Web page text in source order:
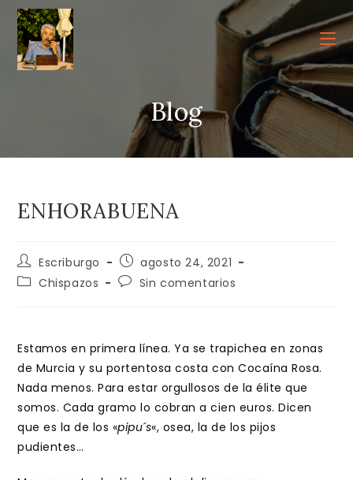
contenido
Blog
ENHORABUENA
Autor
de
la
Escriburgo
Publicación
de
la
agosto 24, 2021
Categoría
Chispazos
Comentarios
Sin comentarios
Estamos en primera línea. Ya se trapichea en zonas
de Murcia y su portentosa costa con Cocaína Rosa.
Nada menos. Para estar orgullosos de la élite que
somos. Cada gramo lo cobran a cien euros. Dicen
que es la de los «pipu´s«, osea, la de los pijos
pudientes…